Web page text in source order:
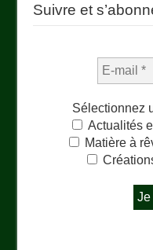
Suivre et
Sélectionnez
Actualités
Matière à